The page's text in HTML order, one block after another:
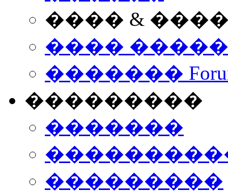
���� &
����
�������
���������
�������
���������